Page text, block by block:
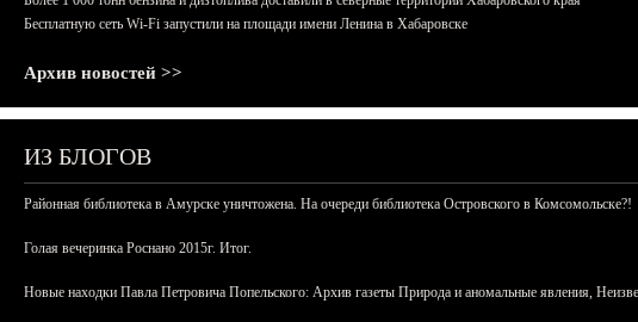
Бесплатную сеть Wi-Fi запустили на площади имени Ленина в Хабаровске
Архив новостей >>
ИЗ БЛОГОВ
Районная библиотека в Амурске уничтожена. На очереди библиотека Островского в Комсомольске?!
Голая вечеринка Роснано 2015г. Итог.
Новые находки Павла Петровича Попельского: Архив газеты Природа и аномальные явления,